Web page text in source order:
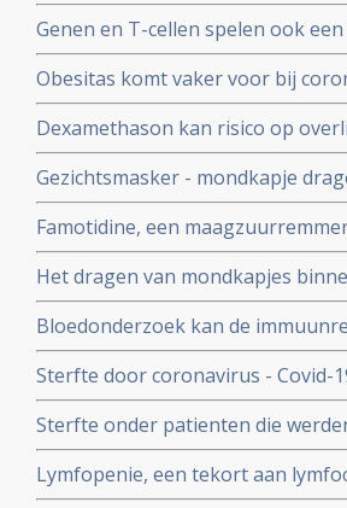
verbetert overleving, minder
klachten van patienten met het
COVID-19
Genen en T-cellen spelen ook
minder ziek blijkt uit
Obesitas komt vaker voor bij
met de algehele bevolking in
te krijgen
Dexamethason kan risico op
wanneer patienten eenmaal aan
Gezichtsmasker - mondkapje
coronavirus - Covid-19 te
Famotidine, een
COVID-19, en voorkomt dat er
onder 1000 coronapatienten
Het dragen van mondkapjes
besmet worden met het
Bloedonderzoek kan de
volgen en voorspellen hoe de
Sterfte door coronavirus -
met mensen zonder kanker
bewijs. Blijkt uit grote
Sterfte onder patienten die
beduidend hoger bij mensen die
met het coronavirus - Covid-19
Lymfopenie, een tekort aan
ernst van klachten en